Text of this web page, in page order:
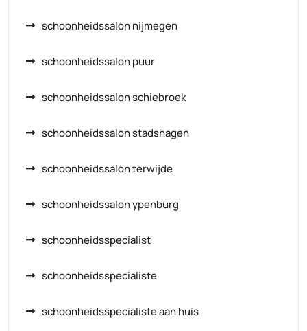
schoonheidssalon nijmegen
schoonheidssalon puur
schoonheidssalon schiebroek
schoonheidssalon stadshagen
schoonheidssalon terwijde
schoonheidssalon ypenburg
schoonheidsspecialist
schoonheidsspecialiste
schoonheidsspecialiste aan huis